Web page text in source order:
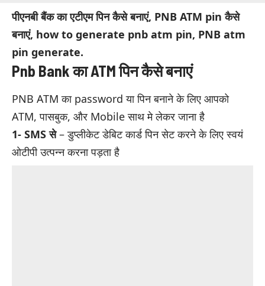
पीएनबी बैंक का एटीएम पिन कैसे बनाएं, PNB ATM pin कैसे
बनाएं, how to generate pnb atm pin, PNB atm
pin generate.
Pnb Bank का ATM पिन कैसे बनाएं
PNB ATM का password या पिन बनाने के लिए आपको
ATM, पासबुक, और Mobile साथ मे लेकर जाना है
1- SMS से– डुप्लीकेट डेबिट कार्ड पिन सेट करने के लिए स्वयं
ओटीपी उत्पन्न करना पड़ता है